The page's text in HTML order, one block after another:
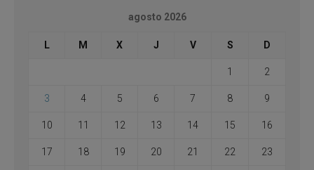
agosto 2026
L M X J V S D
1 2
3 4 5 6 7 8 9
10 11 12 13 14 15 16
17 18 19 20 21 22 23